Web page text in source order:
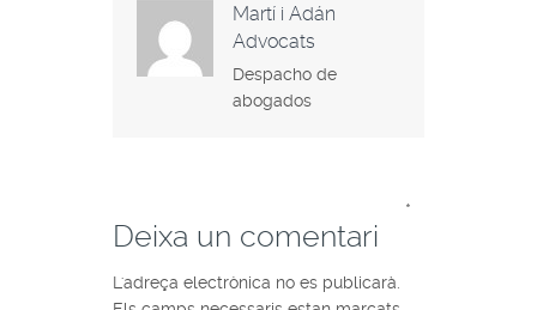
Martí i Adán
Advocats
Despacho de
abogados
Deixa un comentari
L'adreça electrònica no es publicarà.
*